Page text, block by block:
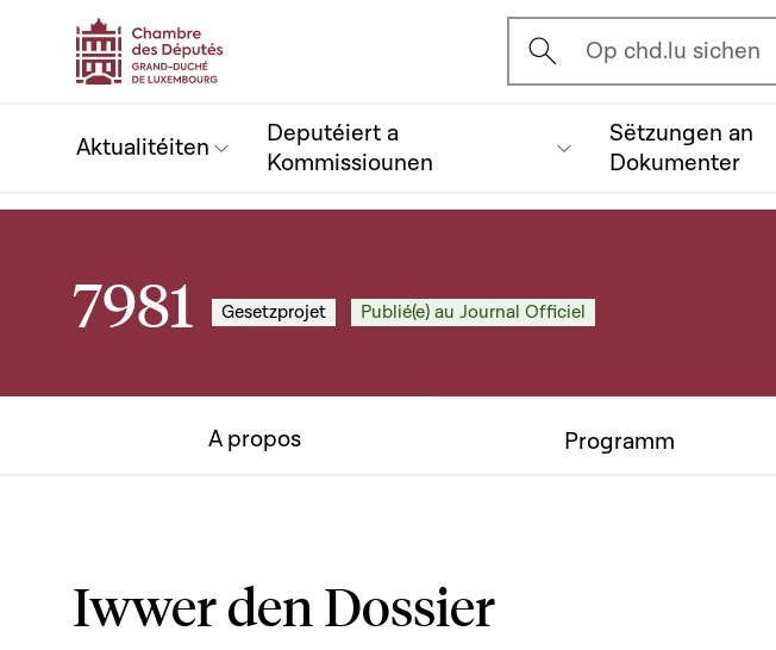
Ouvrir l'écran de recherche
Op chd.lu sichen
Aktualitéiten
Deputéiert a
Kommissiounen
Sëtzungen an
Dokumenter
7981 Gesetzprojet Publié(e) au Journal Officiel
A propos Programm
Iwwer den Dossier